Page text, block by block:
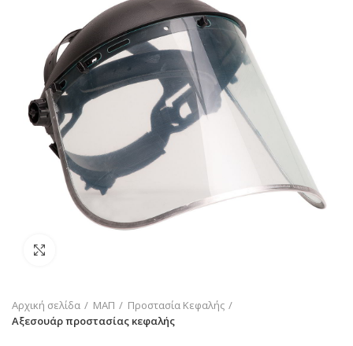
Αρχική σελίδα ΜΑΠ
Προστασία Κεφαλής
Αξεσουάρ προστασίας κεφαλής